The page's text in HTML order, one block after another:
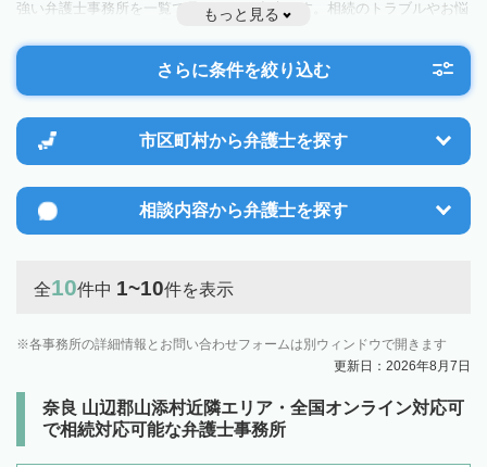
強い弁護士事務所を一覧で見ることが出来ます。相続のトラブルやお悩
みを抱えている方は一度近隣の弁護士に相談してみましょう。
もっと見る
さらに条件を絞り込む
市区町村から弁護士を探す
相談内容から弁護士を探す
全10件中 1~10件を表示
各事務所の詳細情報とお問い合わせフォームは別ウィンドウで開きます
更新日：2026年8月7日
奈良 山辺郡山添村近隣エリア・全国オンライン対応可
で相続対応可能な弁護士事務所